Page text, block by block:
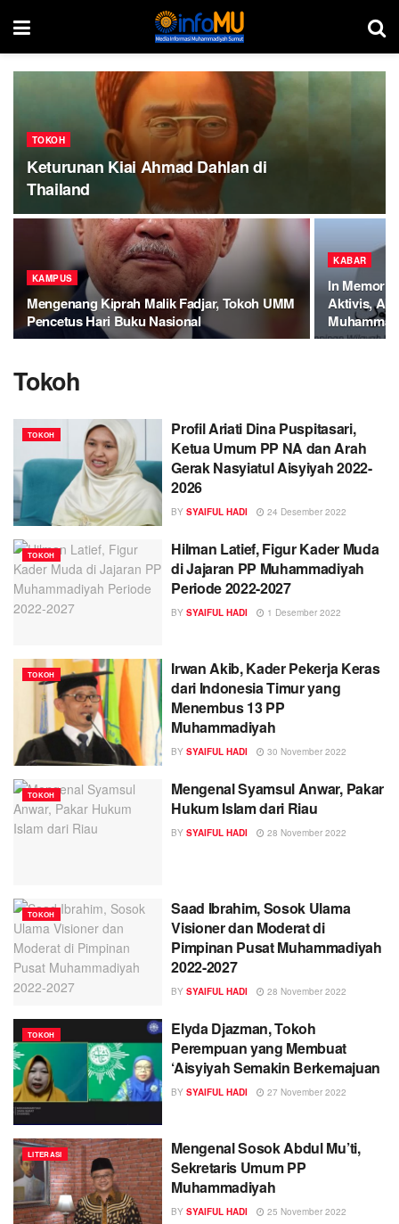
TOKOH
Keturunan Kiai Ahmad Dahlan di
Thailand
KAMPUS
Mengenang Kiprah Malik Fadjar, Tokoh UMM
Pencetus Hari Buku Nasional
KABAR
In
Aktivis,
Tokoh
TOKOH
Profil Ariati Dina Puspitasari,
Ketua Umum PP NA dan Arah
Gerak Nasyiatul Aisyiyah 2022-
2026
BY SYAIFUL HADI 24 Desember 2022
TOKOH
Hilman Latief, Figur Kader Muda
di Jajaran PP Muhammadiyah
Periode 2022-2027
BY SYAIFUL HADI 1 Desember 2022
TOKOH
Irwan Akib, Kader Pekerja Keras
dari Indonesia Timur yang
Menembus 13 PP
Muhammadiyah
BY SYAIFUL HADI 30 November 2022
TOKOH
Mengenal Syamsul Anwar, Pakar
Hukum Islam dari Riau
BY SYAIFUL HADI 28 November 2022
TOKOH
Saad Ibrahim, Sosok Ulama
Visioner dan Moderat di
Pimpinan Pusat Muhammadiyah
2022-2027
BY SYAIFUL HADI 28 November 2022
TOKOH
Elyda Djazman, Tokoh
Perempuan yang Membuat
‘Aisyiyah Semakin Berkemajuan
BY SYAIFUL HADI 27 November 2022
LITERASI
Mengenal Sosok Abdul Mu’ti,
Sekretaris Umum PP
Muhammadiyah
BY SYAIFUL HADI 25 November 2022